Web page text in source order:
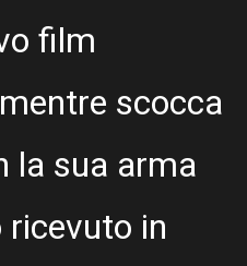
film
scocca
la sua arma
ricevuto in